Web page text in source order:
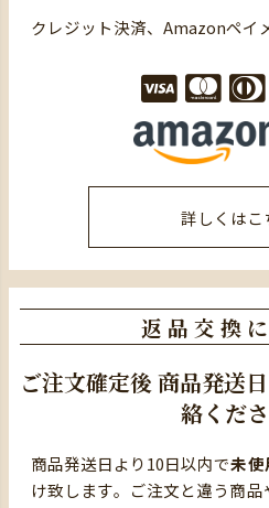
クレジット決済、Amazonペイ
詳しくはこ
返品交換
ご注文確定後商品発送
絡くださ
商品発送日より10日以内で未使
け致します。ご注文と違う商品